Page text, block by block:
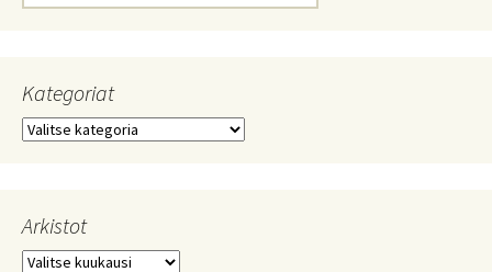
Kategoriat
Kategoriat
Arkistot
Arkistot